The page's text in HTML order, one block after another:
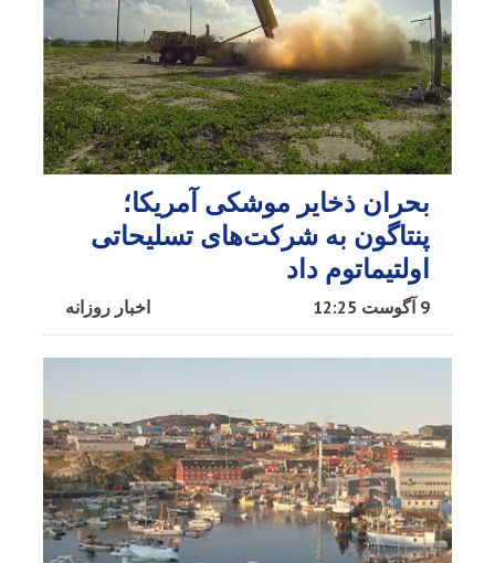
بحران ذخایر موشکی آمریکا؛
پنتاگون به شرکت‌های تسلیحاتی
اولتیماتوم داد
اخبار روزانه 9 آگوست 12:25